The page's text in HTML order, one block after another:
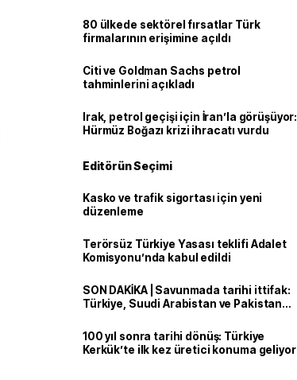
80 ülkede sektörel fırsatlar Türk
firmalarının erişimine açıldı
Citi ve Goldman Sachs petrol
tahminlerini açıkladı
Irak, petrol geçişi için İran’la görüşüyor:
Hürmüz Boğazı krizi ihracatı vurdu
Editörün Seçimi
Kasko ve trafik sigortası için yeni
düzenleme
Terörsüz Türkiye Yasası teklifi Adalet
Komisyonu’nda kabul edildi
SON DAKİKA | Savunmada tarihi ittifak:
Türkiye, Suudi Arabistan ve Pakistan
100 yıl sonra tarihi dönüş: Türkiye
Kerkük’te ilk kez üretici konuma geliyor